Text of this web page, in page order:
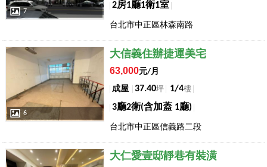
7
2房1廳1衛1室
台北市中正區林森南路
店長推薦
6
大信義住辦捷運美宅
63,000元/月
成屋
37.40坪 1/4樓
3廳2衛(含加蓋 1廳)
台北市中正區信義路二段
店長推薦 大仁愛壹邸靜巷有裝潢